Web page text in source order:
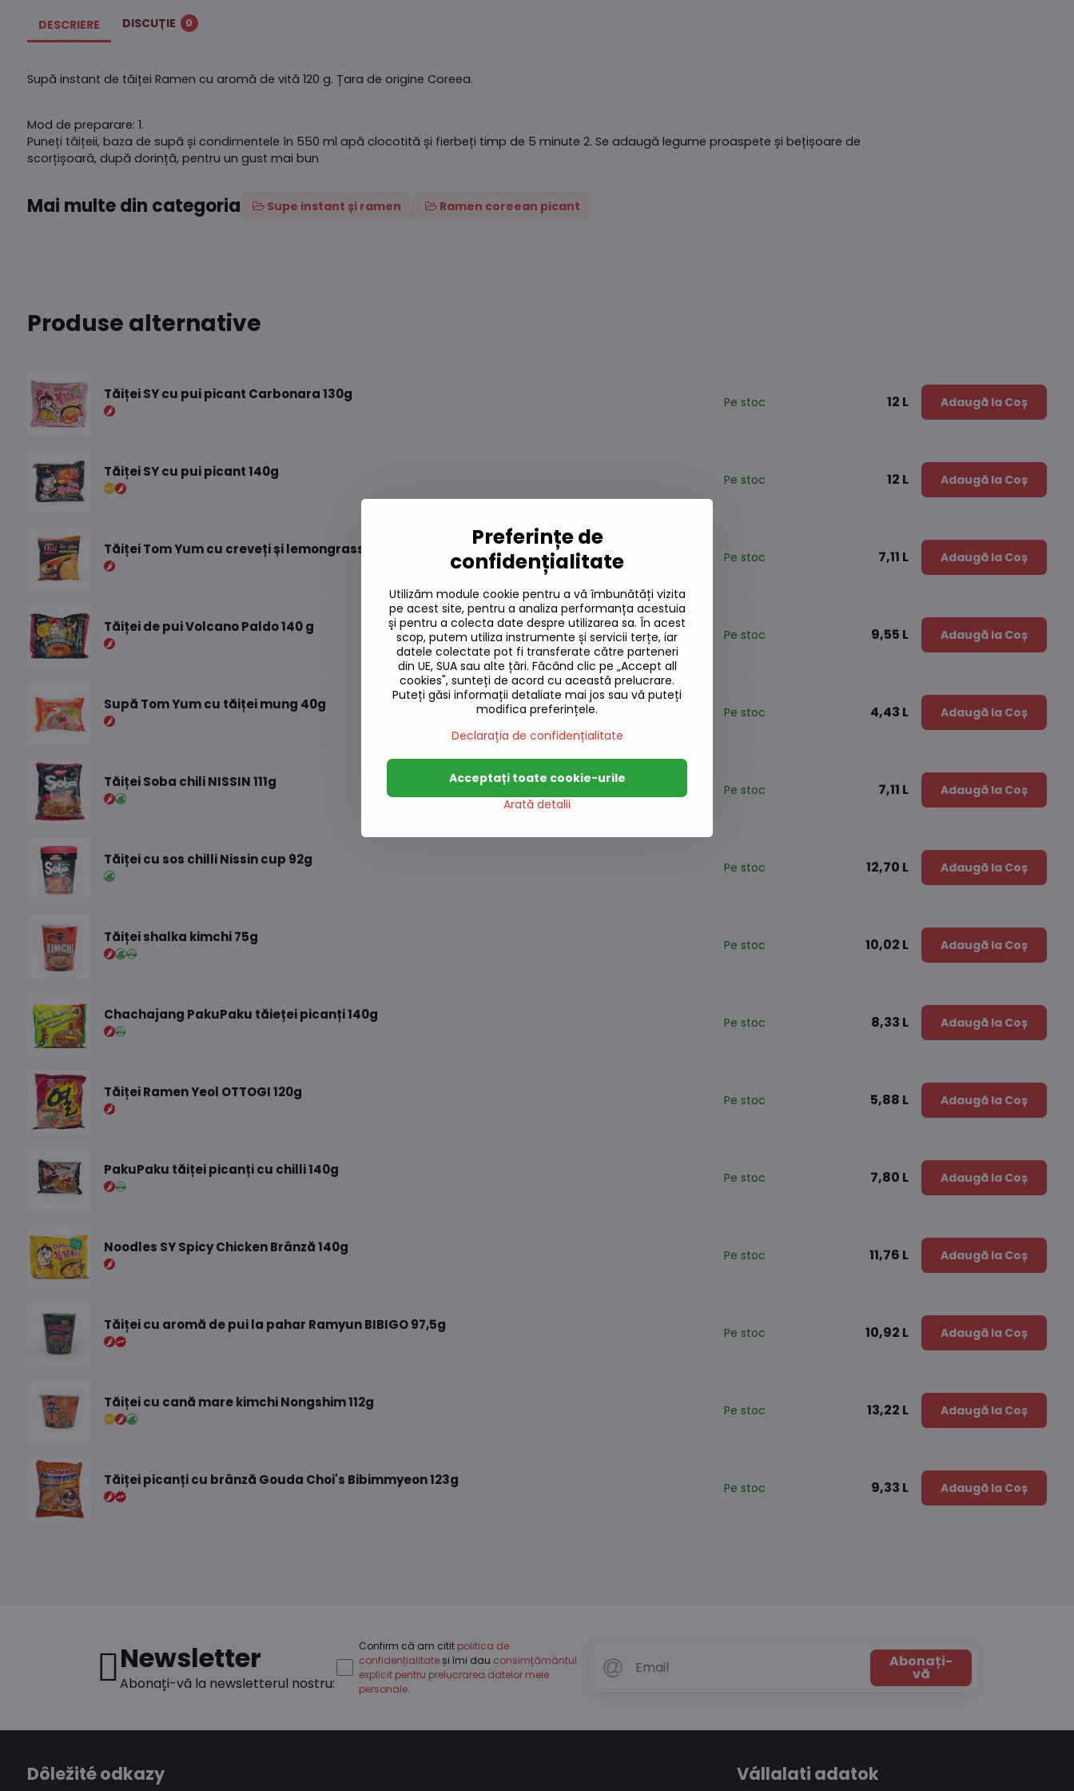
DESCRIERE DISCUȚIE 0
Supă instant de tăiței Ramen cu aromă de vită 120 g. Țara de origine Coreea.
Mod de preparare: 1.
Puneți tăițeii, baza de supă și condimentele în 550 ml apă clocotită și fierbeți timp de 5 minute 2. Se adaugă legume proaspete și bețișoare de
scorțișoară, după dorință, pentru un gust mai bun
Mai multe din categoria Supe instant și ramen Ramen coreean picant
Produse alternative
Tăiței SY cu pui picant Carbonara 130g Pe stoc 12 L Adaugă la Coș
Tăiței SY cu pui picant 140g Pe stoc 12 L Adaugă la Coș
Tăiței Tom Yum cu creveți și lemongrass 100g Pe stoc 7,11 L Adaugă la Coș
Tăiței de pui Volcano Paldo 140 g Pe stoc 9,55 L Adaugă la Coș
Supă Tom Yum cu tăiței mung 40g Pe stoc 4,43 L Adaugă la Coș
Tăiței Soba chili NISSIN 111g Pe stoc 7,11 L Adaugă la Coș
Tăiței cu sos chilli Nissin cup 92g Pe stoc 12,70 L Adaugă la Coș
Tăiței shalka kimchi 75g Pe stoc 10,02 L Adaugă la Coș
Chachajang PakuPaku tăieței picanți 140g Pe stoc 8,33 L Adaugă la Coș
Tăiței Ramen Yeol OTTOGI 120g Pe stoc 5,88 L Adaugă la Coș
PakuPaku tăiței picanți cu chilli 140g Pe stoc 7,80 L Adaugă la Coș
Noodles SY Spicy Chicken Brânză 140g Pe stoc 11,76 L Adaugă la Coș
Tăiței cu aromă de pui la pahar Ramyun BIBIGO 97,5g Pe stoc 10,92 L Adaugă la Coș
Tăiței cu cană mare kimchi Nongshim 112g Pe stoc 13,22 L Adaugă la Coș
Tăiței picanți cu brânză Gouda Choi's Bibimmyeon 123g Pe stoc 9,33 L Adaugă la Coș
Newsletter
Abonați-vă la newsletterul nostru:
Abonați-
vă
Confirm că am citit politica de
confidențialitateși îmi dau consimțământul
explicit pentru prelucrarea datelor mele
personale.
Dôležité odkazy Vállalati adatok
Preferințe de
confidențialitate
Utilizăm module cookie pentru a vă îmbunătăți vizita
pe acest site, pentru a analiza performanța acestuia
și pentru a colecta date despre utilizarea sa. În acest
scop, putem utiliza instrumente și servicii terțe, iar
datele colectate pot fi transferate către parteneri
din UE, SUA sau alte țări. Făcând clic pe „Accept all
cookies", sunteți de acord cu această prelucrare.
Puteți găsi informații detaliate mai jos sau vă puteți
modifica preferințele.
Declarația de confidențialitate
Arată detalii
Acceptați toate cookie-urile